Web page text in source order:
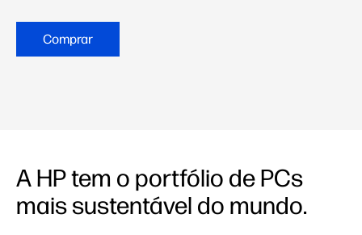
Comprar
A HP tem o portfólio de PCs
mais sustentável do mundo.